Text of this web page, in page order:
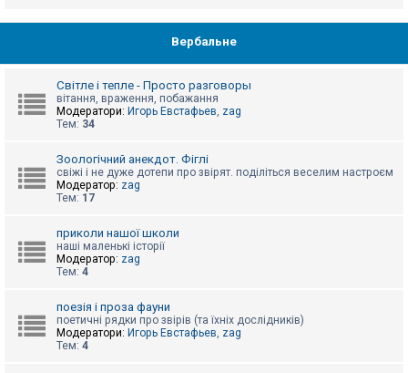
Вербальне
Світле і тепле - Просто разговоры
вітання, враження, побажання
Модератори: Игорь Евстафьев, zag
Тем: 34
Зоологічний анекдот. Фіглі
свіжі і не дуже дотепи про звірят. поділіться веселим настроєм
Модератор: zag
Тем: 17
приколи нашої школи
наші маленькі історії
Модератор: zag
Тем: 4
поезія і проза фауни
поетичні рядки про звірів (та їхніх дослідників)
Модератори: Игорь Евстафьев, zag
Тем: 4